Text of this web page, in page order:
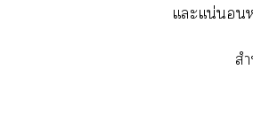
แะแน่นอน
ส